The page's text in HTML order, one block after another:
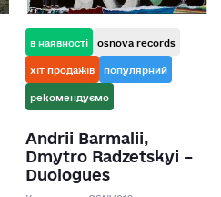
в наявності osnova records
хіт продажів популярний
рекомендуємо
Andrii Barmalii,
Dmytro Radzetskyi –
Duologues